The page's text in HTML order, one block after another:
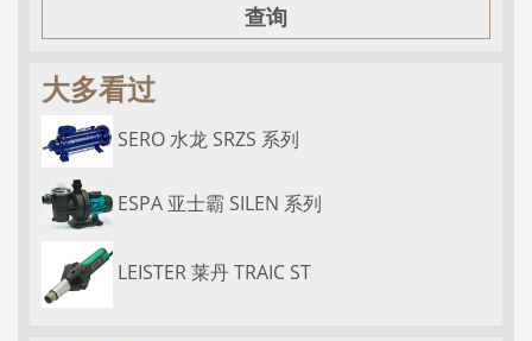
查询
大多看过
SERO 水龙 SRZS 系列
ESPA 亚士霸 SILEN 系列
LEISTER 莱丹 TRAIC ST